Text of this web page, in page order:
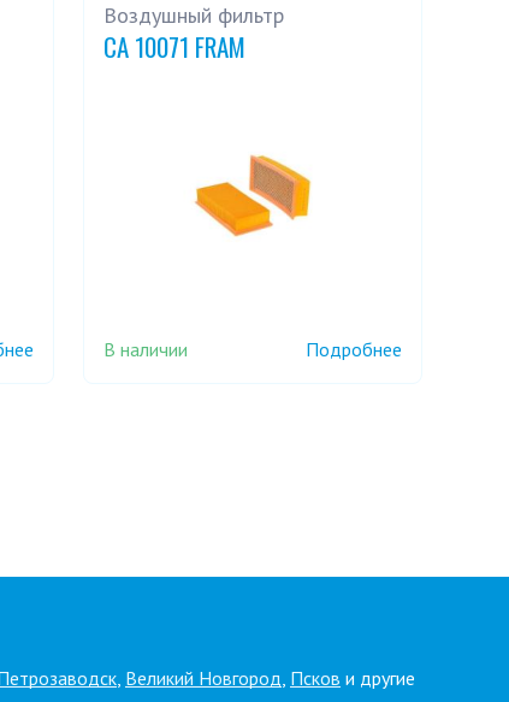
Воздушный фильтр
CA 10071 FRAM
В наличии Подробнее
, Великий Новгород, Псков и другие